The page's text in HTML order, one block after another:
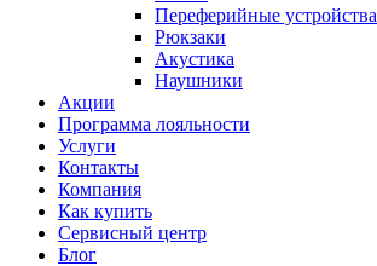
Переферийные устройства
Рюкзаки
Акустика
Наушники
Акции
Программа лояльности
Услуги
Контакты
Компания
Как купить
Сервисный центр
Блог